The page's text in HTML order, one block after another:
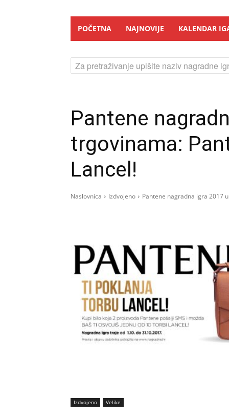
POČETNA NAJNOVIJE KALENDAR
Za pretraživanje upišite naziv nagradne
Pantene
trgovinama:
Lancel!
Naslovnica Izdvojeno Pantene nagradna igra 2017
Izdvojeno Velike